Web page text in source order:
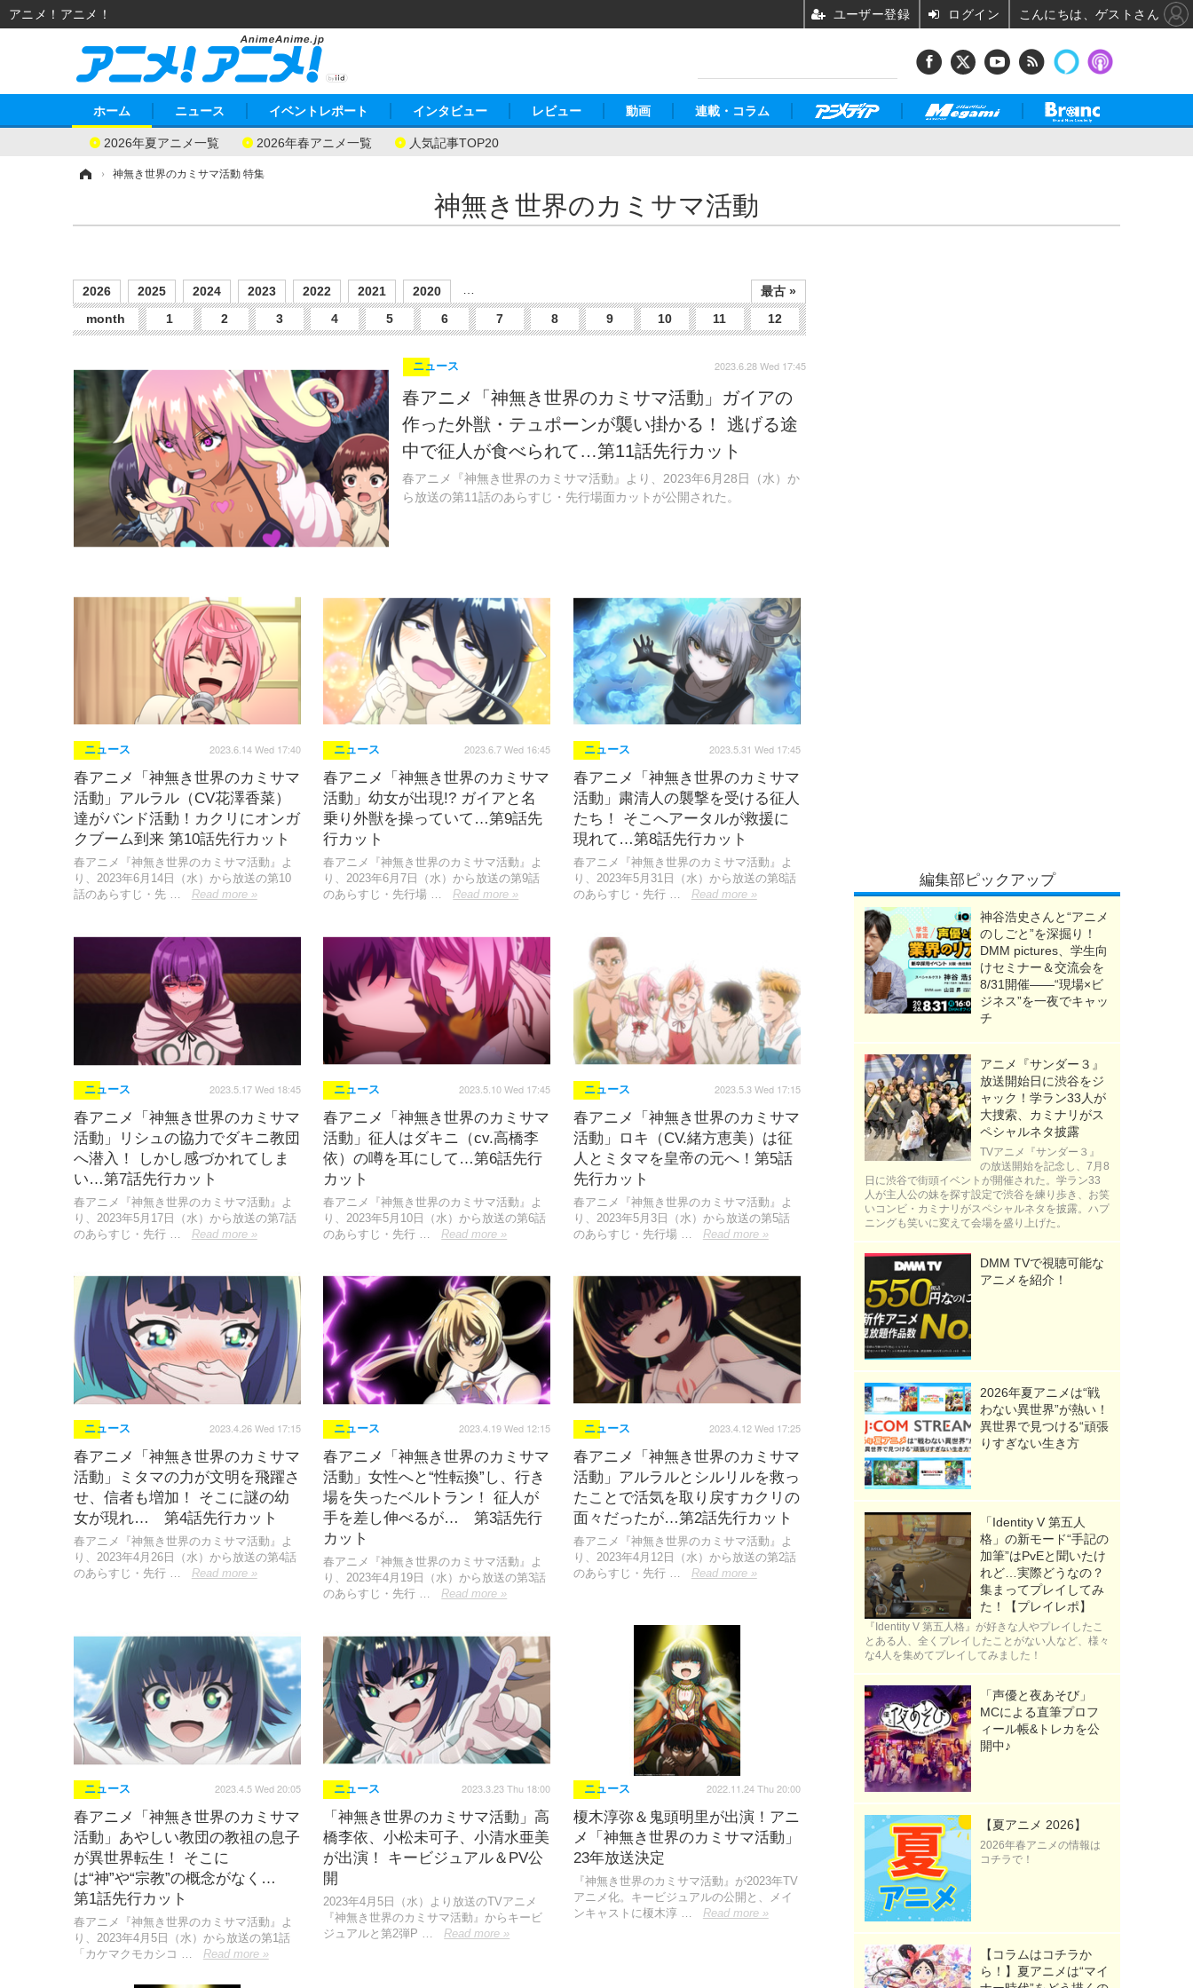
ホーム
2026年夏アニメ一覧 2026年春アニメ一覧 人気記事TOP20
ニュース イベントレポート インタビュー レビュー 動画 連載・コラム
› 神無き世界のカミサマ活動 特集
神無き世界のカミサマ活動
2026 2025 2024 2023 2022 2021 2020
最古 »
month
1 2 3 4 5 6 7 8 9 10 11 12
ニュース 2023.6.28 Wed 17:45
春アニメ「神無き世界のカミサマ活動」ガイアの
作った外獣・テュポーンが襲い掛かる！ 逃げる途
中で征人が食べられて…第11話先行カット
春アニメ『神無き世界のカミサマ活動』より、2023年6月28日（水）か
ら放送の第11話のあらすじ・先行場面カットが公開された。
ニュース 2023.6.14 Wed 17:40
春アニメ「神無き世界のカミサマ
活動」アルラル（CV花澤香菜）
達がバンド活動！カクリにオンガ
クブーム到来 第10話先行カット
春アニメ『神無き世界のカミサマ活動』よ
り、2023年6月14日（水）から放送の第10
話のあらすじ・先 …
Read more »
ニュース 2023.6.7 Wed 16:45
春アニメ「神無き世界のカミサマ
活動」幼女が出現!? ガイアと名
乗り外獣を操っていて…第9話先
行カット
春アニメ『神無き世界のカミサマ活動』よ
り、2023年6月7日（水）から放送の第9話
のあらすじ・先行場 …
Read more »
ニュース 2023.5.31 Wed 17:45
春アニメ「神無き世界のカミサマ
活動」粛清人の襲撃を受ける征人
たち！ そこへアータルが救援に
現れて…第8話先行カット
春アニメ『神無き世界のカミサマ活動』よ
り、2023年5月31日（水）から放送の第8話
のあらすじ・先行 …
Read more »
ニュース 2023.5.17 Wed 18:45
春アニメ「神無き世界のカミサマ
活動」リシュの協力でダキニ教団
へ潜入！ しかし感づかれてしま
い…第7話先行カット
春アニメ『神無き世界のカミサマ活動』よ
り、2023年5月17日（水）から放送の第7話
のあらすじ・先行 …
Read more »
ニュース 2023.5.10 Wed 17:45
春アニメ「神無き世界のカミサマ
活動」征人はダキニ（cv.高橋李
依）の噂を耳にして…第6話先行
カット
春アニメ『神無き世界のカミサマ活動』よ
り、2023年5月10日（水）から放送の第6話
のあらすじ・先行 …
Read more »
ニュース 2023.5.3 Wed 17:15
春アニメ「神無き世界のカミサマ
活動」ロキ（CV.緒方恵美）は征
人とミタマを皇帝の元へ！第5話
先行カット
春アニメ『神無き世界のカミサマ活動』よ
り、2023年5月3日（水）から放送の第5話
のあらすじ・先行場 …
Read more »
ニュース 2023.4.26 Wed 17:15
春アニメ「神無き世界のカミサマ
活動」ミタマの力が文明を飛躍さ
せ、信者も増加！ そこに謎の幼
女が現れ… 第4話先行カット
春アニメ『神無き世界のカミサマ活動』よ
り、2023年4月26日（水）から放送の第4話
のあらすじ・先行 …
Read more »
ニュース 2023.4.19 Wed 12:15
春アニメ「神無き世界のカミサマ
活動」女性へと“性転換”し、行き
場を失ったベルトラン！ 征人が
手を差し伸べるが… 第3話先行
カット
春アニメ『神無き世界のカミサマ活動』よ
り、2023年4月19日（水）から放送の第3話
のあらすじ・先行 …
Read more »
ニュース 2023.4.12 Wed 17:25
春アニメ「神無き世界のカミサマ
活動」アルラルとシルリルを救っ
たことで活気を取り戻すカクリの
面々だったが…第2話先行カット
春アニメ『神無き世界のカミサマ活動』よ
り、2023年4月12日（水）から放送の第2話
のあらすじ・先行 …
Read more »
ニュース 2023.4.5 Wed 20:05
春アニメ「神無き世界のカミサマ
活動」あやしい教団の教祖の息子
が異世界転生！ そこに
は“神”や“宗教”の概念がなく…
第1話先行カット
春アニメ『神無き世界のカミサマ活動』よ
り、2023年4月5日（水）から放送の第1話
「カケマクモカシコ …
Read more »
ニュース 2023.3.23 Thu 18:00
「神無き世界のカミサマ活動」高
橋李依、小松未可子、小清水亜美
が出演！ キービジュアル＆PV公
開
2023年4月5日（水）より放送のTVアニメ
『神無き世界のカミサマ活動』からキービ
ジュアルと第2弾P …
Read more »
ニュース 2022.11.24 Thu 20:00
榎木淳弥＆鬼頭明里が出演！アニ
メ「神無き世界のカミサマ活動」
23年放送決定
『神無き世界のカミサマ活動』が2023年TV
アニメ化。キービジュアルの公開と、メイ
ンキャストに榎木淳 …
Read more »
編集部ピックアップ
神谷浩史さんと“アニメ
のしごと”を深掘り！
DMM pictures、学生向
けセミナー＆交流会を
8/31開催――“現場×ビ
ジネス”を一夜でキャッ
チ
アニメ『サンダー３』
放送開始日に渋谷をジ
ャック！学ラン33人が
大捜索、カミナリがス
ペシャルネタ披露
TVアニメ『サンダー３』
の放送開始を記念し、7月8
日に渋谷で街頭イベントが開催された。学ラン33
人が主人公の妹を探す設定で渋谷を練り歩き、お笑
いコンビ・カミナリがスペシャルネタを披露。ハプ
ニングも笑いに変えて会場を盛り上げた。
DMM TVで視聴可能な
アニメを紹介！
2026年夏アニメは“戦
わない異世界”が熱い！
異世界で見つける“頑張
りすぎない生き方
「Identity V 第五人
格」の新モード“手記の
加筆”はPvEと聞いたけ
れど…実際どうなの？
集まってプレイしてみ
た！【プレイレポ】
『Identity V 第五人格』が好きな人やプレイしたこ
とある人、全くプレイしたことがない人など、様々
な4人を集めてプレイしてみました！
「声優と夜あそび」
MCによる直筆プロフ
ィール帳&トレカを公
開中♪
【夏アニメ 2026】
2026年春アニメの情報は
コチラで！
【コラムはコチラか
ら！】夏アニメは“マイ
アニメ！アニメ！ ユーザー登録 ログイン こんにちは、ゲストさん